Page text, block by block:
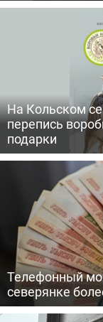
На Кольском
перепись
подарки
Телефонный
северянке